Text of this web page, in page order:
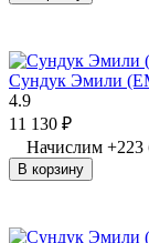
Сундук Эмили
4.9
11 130 ₽
Начислим +223
В корзину